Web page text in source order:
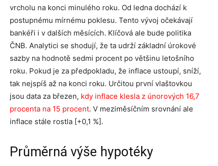
vrcholu na konci minulého roku. Od ledna dochází k
postupnému mírnému poklesu. Tento vývoj očekávají
bankéři i v dalších měsících. Klíčová ale bude politika
ČNB. Analytici se shodují, že ta udrží základní úrokové
sazby na hodnotě sedmi procent po většinu letošního
roku. Pokud je za předpokladu, že inflace ustoupí, sníží,
tak nejspíš až na konci roku. Určitou první vlaštovkou
jsou data za březen, kdy inflace klesla z únorových 16,7
procenta na 15 procent. V meziměsíčním srovnání ale
inflace stále rostla [+0,1 %].
Průměrná výše hypotéky